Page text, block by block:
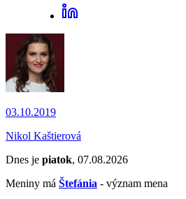
03.10.2019
Nikol Kaštierová
Dnes je piatok, 07.08.2026
Meniny má Štefánia - význam mena